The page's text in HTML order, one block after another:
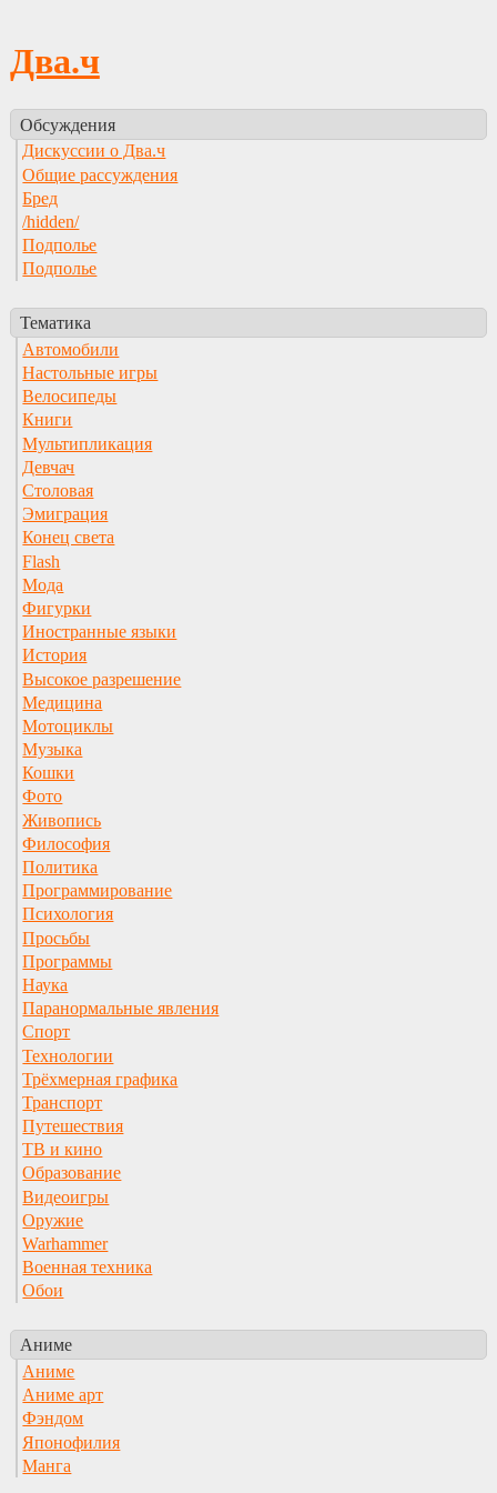
Два.ч
Обсуждения
Дискуссии о Два.ч
Общие рассуждения
Бред
/hidden/
Подполье
Подполье
Тематика
Автомобили
Настольные игры
Велосипеды
Книги
Мультипликация
Девчач
Столовая
Эмиграция
Конец света
Flash
Мода
Фигурки
Иностранные языки
История
Высокое разрешение
Медицина
Мотоциклы
Музыка
Кошки
Фото
Живопись
Философия
Политика
Программирование
Психология
Просьбы
Программы
Наука
Паранормальные явления
Спорт
Технологии
Трёхмерная графика
Транспорт
Путешествия
ТВ и кино
Образование
Видеоигры
Оружие
Warhammer
Военная техника
Обои
Аниме
Аниме
Аниме арт
Фэндом
Японофилия
Манга